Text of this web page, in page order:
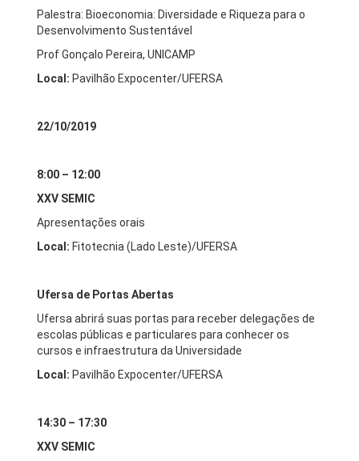
Palestra: Bioeconomia: Diversidade e Riqueza para o
Desenvolvimento Sustentável
Prof Gonçalo Pereira, UNICAMP
Local: Pavilhão Expocenter/UFERSA
22/10/2019
8:00 – 12:00
XXV SEMIC
Apresentações orais
Local: Fitotecnia (Lado Leste)/UFERSA
Ufersa de Portas Abertas
Ufersa abrirá suas portas para receber delegações de
escolas públicas e particulares para conhecer os
cursos e infraestrutura da Universidade
Local: Pavilhão Expocenter/UFERSA
14:30 – 17:30
XXV SEMIC